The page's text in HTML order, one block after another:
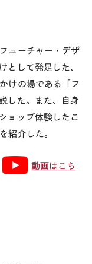
ューチャー・デザ
として発足した、
けの場である「フ
した。また、自身
ョップ体験したこ
紹介した。
動画はこち